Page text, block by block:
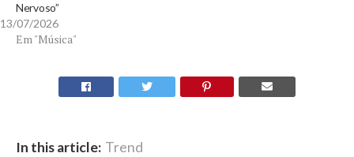
Nervoso”
13/07/2026
Em "Música"
In this article: Trend